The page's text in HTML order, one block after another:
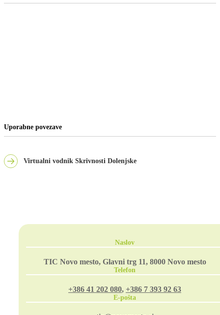
Uporabne povezave
Virtualni vodnik Skrivnosti Dolenjske
Naslov
TIC Novo mesto, Glavni trg 11, 8000 Novo mesto
Telefon
+386 41 202 080, +386 7 393 92 63
E-pošta